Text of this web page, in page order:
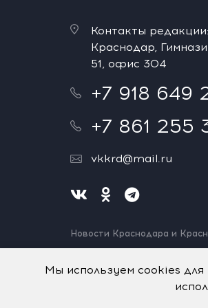
Контакты редакции:
Краснодар,
51, офис 304
+7 918 649
+7 861 255
vkkrd@mail.ru
Новости Краснодара и
Нашли ошибку? Выделите и
Мы используем cookies